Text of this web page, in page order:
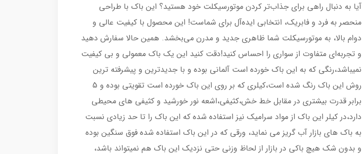
آیا به دنبال راهی برای جذاب‌تر کردن موتورسیکلت خود هستید؟ این باک با طراحی
منحصر به فرد و فابریک، انتخابی ایده‌آل برای شماست! این محصول با کیفیت عالی و
دوام بالا، به موتورسیکلت شما ظاهری جدید و مدرن می‌بخشد. همین حالا سفارش دهید
و تجربه‌ای متفاوت از سواری را احساس کنید!دقت کنید این یک باک معمولی و بی کیفیت
نمیباشد،رنگی که به این باک خورده است آلمانی بوده و با جدیدترین و پیشرفته ترین
روش این باک رنگ شده است،کیلری که بر روی این باک خورده است تقویتی بوده و 5
برابر قدرت بیشتری در مقابل خط خش،کثیفی،اشعه نور خورشید و کثیفی های محیطی
دارد،در کیلر این باک از مواد سرامیک نیز استفاده شده که این باک را تا حد زیادی نسبت
به باک های بازار آب گریز می نماید، ورقی که در این باک استفاده شده فوق سنگین بوده
و بدون شک هیچ باکی در بازار از لحاظ وزنی حتی نزدیک این باک هم نمیتواند باشد،